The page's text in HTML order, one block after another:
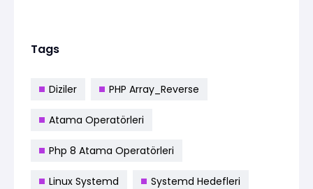
Tags
Diziler PHP Array_Reverse
Atama Operatörleri
Php 8 Atama Operatörleri
Linux Systemd Systemd Hedefleri